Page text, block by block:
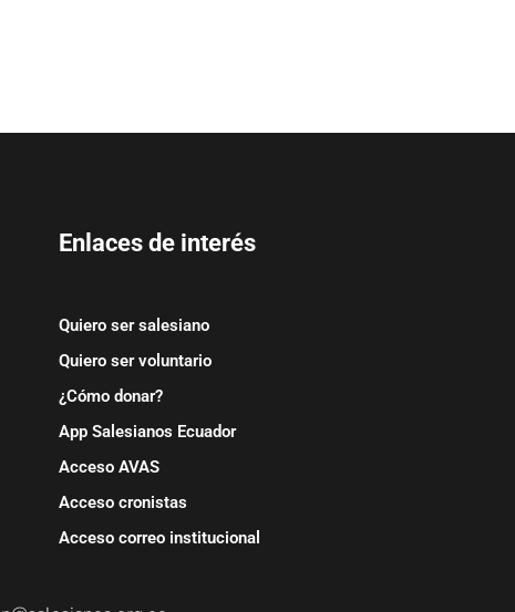
Enlaces de interés
Quiero ser salesiano
Quiero ser voluntario
¿Cómo donar?
App Salesianos Ecuador
Acceso AVAS
Acceso cronistas
Acceso correo institucional